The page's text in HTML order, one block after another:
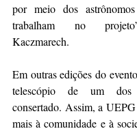
por meio dos
trabalham no
Kaczmarech.
Em outras edições do
telescópio de um dos
consertado. Assim, a
mais à comunidade e à